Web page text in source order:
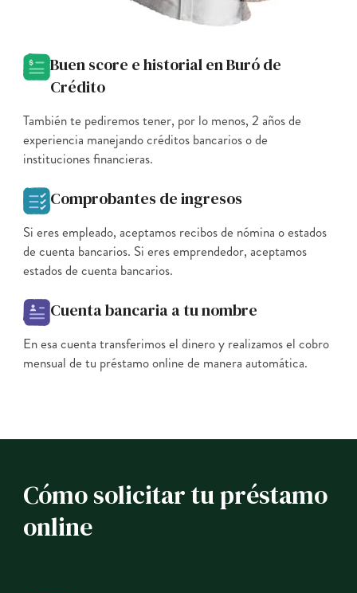
Buen score e historial en Buró de
Crédito
También te pediremos tener, por lo menos, 2 años de
experiencia manejando créditos bancarios o de
instituciones financieras.
Comprobantes de ingresos
Si eres empleado, aceptamos recibos de nómina o estados
de cuenta bancarios. Si eres emprendedor, aceptamos
estados de cuenta bancarios.
Cuenta bancaria a tu nombre
En esa cuenta transferimos el dinero y realizamos el cobro
mensual de tu préstamo online de manera automática.
Cómo solicitar tu préstamo
online